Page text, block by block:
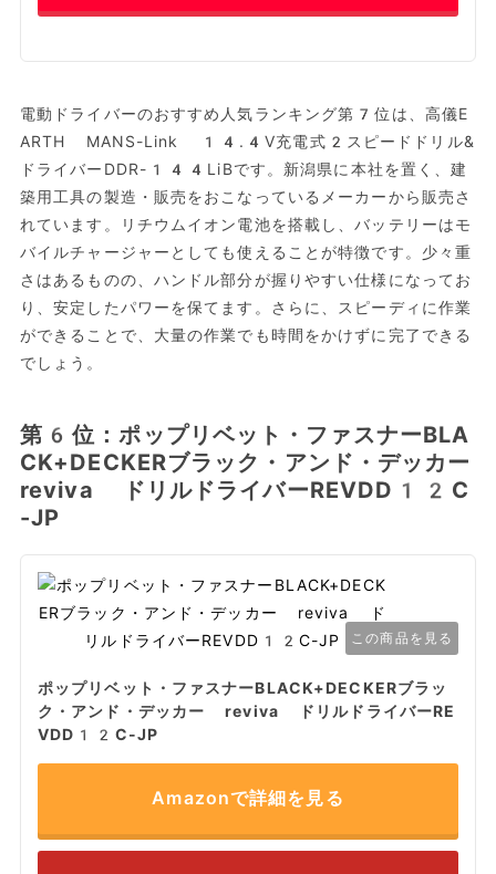
電動ドライバーのおすすめ人気ランキング第7位は、高儀E
ARTH MANS-Link 14.4V充電式2スピードドリル&
ドライバーDDR-144LiBです。新潟県に本社を置く、建
築用工具の製造・販売をおこなっているメーカーから販売さ
れています。リチウムイオン電池を搭載し、バッテリーはモ
バイルチャージャーとしても使えることが特徴です。少々重
さはあるものの、ハンドル部分が握りやすい仕様になってお
り、安定したパワーを保てます。さらに、スピーディに作業
ができることで、大量の作業でも時間をかけずに完了できる
でしょう。
第6位：ポップリベット・ファスナーBLA
CK+DECKERブラック・アンド・デッカー
reviva ドリルドライバーREVDD12C
-JP
この商品を見る
ポップリベット・ファスナーBLACK+DECKERブラッ
ク・アンド・デッカー reviva ドリルドライバーRE
VDD12C-JP
Amazonで詳細を見る